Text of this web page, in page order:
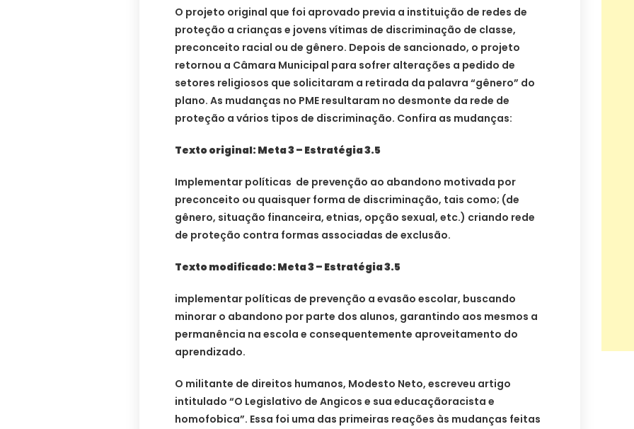
O projeto original que foi aprovado previa a instituição de redes de
proteção a crianças e jovens vítimas de discriminação de classe,
preconceito racial ou de gênero. Depois de sancionado, o projeto
retornou a Câmara Municipal para sofrer alterações a pedido de
setores religiosos que solicitaram a retirada da palavra “gênero” do
plano. As mudanças no PME resultaram no desmonte da rede de
proteção a vários tipos de discriminação. Confira as mudanças:
Texto original: Meta 3 – Estratégia 3.5
Implementar políticas de prevenção ao abandono motivada por
preconceito ou quaisquer forma de discriminação, tais como; (de
gênero, situação financeira, etnias, opção sexual, etc.) criando rede
de proteção contra formas associadas de exclusão.
Texto modificado: Meta 3 – Estratégia 3.5
implementar políticas de prevenção a evasão escolar, buscando
minorar o abandono por parte dos alunos, garantindo aos mesmos a
permanência na escola e consequentemente aproveitamento do
aprendizado.
O militante de direitos humanos, Modesto Neto, escreveu artigo
intitulado “O Legislativo de Angicos e sua educaçãoracista e
homofobica”. Essa foi uma das primeiras reações às mudanças feitas